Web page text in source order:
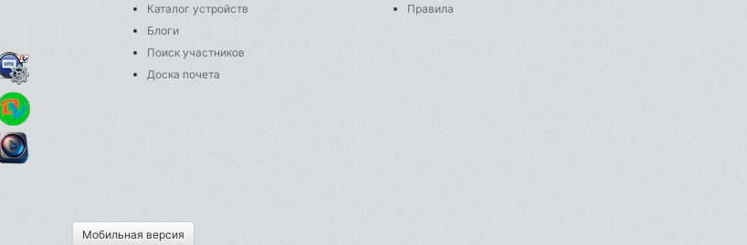
Каталог устройств
Блоги
Поиск участников
Доска почета
Правила
Мобильная версия